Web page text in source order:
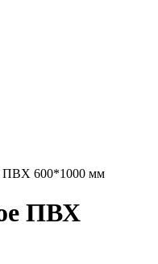
ПВХ 600*1000 мм
ПВХ